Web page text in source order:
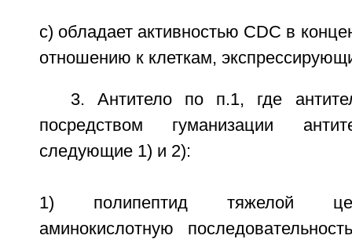
c) обладает активностью CDC в
отношению к клеткам,
3. Антитело по п.1, где
посредством гуманизации
следующие 1) и 2):
1) полипептид тяжелой
аминокислотную